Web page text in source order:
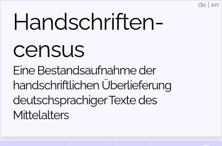
Handschriften­
census
Eine Bestandsaufnahme der
handschriftlichen Über­lieferung
deutschsprachiger Texte des
Mittelalters
de en